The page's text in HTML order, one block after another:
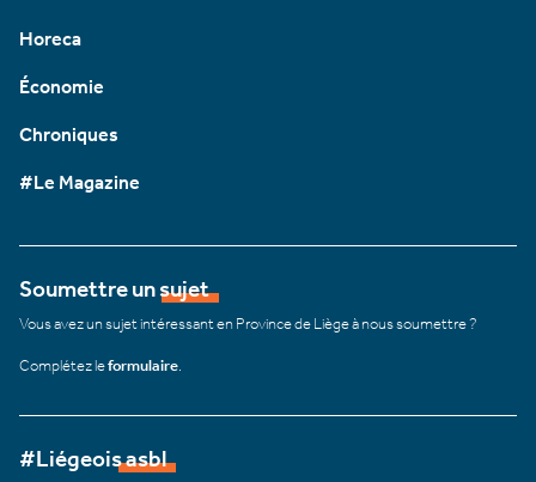
Horeca
Économie
Chroniques
#Le Magazine
Soumettre un sujet
Vous avez un sujet intéressant en Province de Liège à nous soumettre ?
Complétez leformulaire
#Liégeois asbl